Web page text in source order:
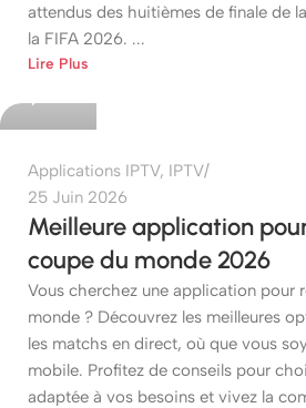
attendus des huitièmes de finale de
la FIFA 2026. ...
Lire Plus
etshop
Applications IPTV, IPTV
25 Juin 2026
Meilleure application
coupe du monde 2026
Vous cherchez une application pour
monde ? Découvrez les meilleures
les matchs en direct, où que vous
mobile. Profitez de conseils pour
adaptée à vos besoins et vivez la